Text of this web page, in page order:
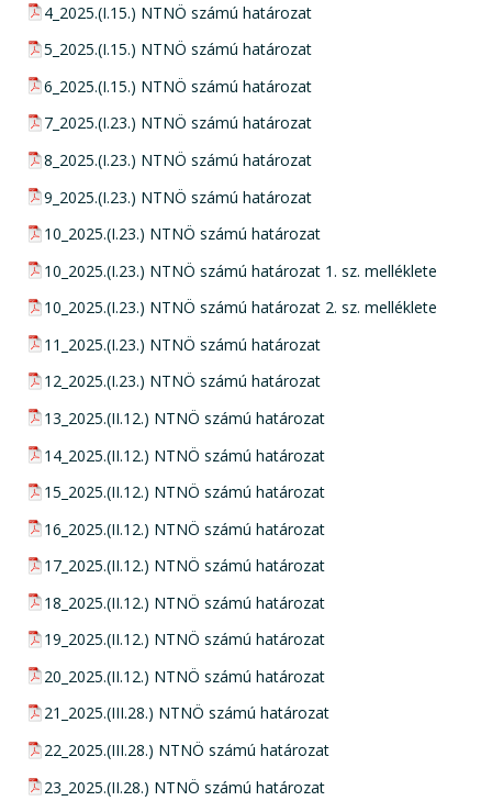
pdf csatolmány:
4_2025.(I.15.) NTNÖ számú határozat
pdf csatolmány:
5_2025.(I.15.) NTNÖ számú határozat
pdf csatolmány:
6_2025.(I.15.) NTNÖ számú határozat
pdf csatolmány:
7_2025.(I.23.) NTNÖ számú határozat
pdf csatolmány:
8_2025.(I.23.) NTNÖ számú határozat
pdf csatolmány:
9_2025.(I.23.) NTNÖ számú határozat
pdf csatolmány:
10_2025.(I.23.) NTNÖ számú határozat
pdf csatolmány:
10_2025.(I.23.) NTNÖ számú határozat 1. sz. melléklete
pdf csatolmány:
10_2025.(I.23.) NTNÖ számú határozat 2. sz. melléklete
pdf csatolmány:
11_2025.(I.23.) NTNÖ számú határozat
pdf csatolmány:
12_2025.(I.23.) NTNÖ számú határozat
pdf csatolmány:
13_2025.(II.12.) NTNÖ számú határozat
pdf csatolmány:
14_2025.(II.12.) NTNÖ számú határozat
pdf csatolmány:
15_2025.(II.12.) NTNÖ számú határozat
pdf csatolmány:
16_2025.(II.12.) NTNÖ számú határozat
pdf csatolmány:
17_2025.(II.12.) NTNÖ számú határozat
pdf csatolmány:
18_2025.(II.12.) NTNÖ számú határozat
pdf csatolmány:
19_2025.(II.12.) NTNÖ számú határozat
pdf csatolmány:
20_2025.(II.12.) NTNÖ számú határozat
pdf csatolmány:
21_2025.(III.28.) NTNÖ számú határozat
pdf csatolmány:
22_2025.(III.28.) NTNÖ számú határozat
pdf csatolmány:
23_2025.(II.28.) NTNÖ számú határozat